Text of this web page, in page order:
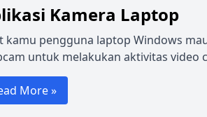
Kamera Laptop
kamu pengguna laptop Windows
untuk melakukan aktivitas video
More »